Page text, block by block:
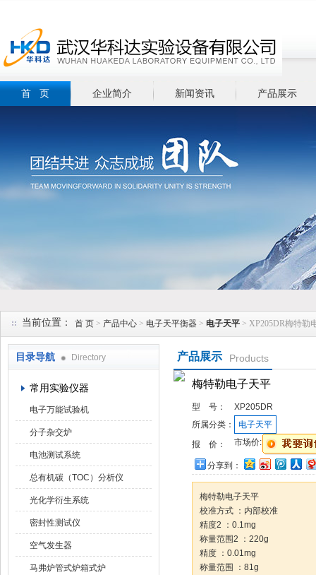
首 页 企业简介 新闻资讯 产品展示
当前位置： 首 页 > 产品中心 > 电子天平衡器 > 电子天平 > XP205DR梅特勒
目录导航 Directory
常用实验仪器
电子万能试验机
分子杂交炉
电池测试系统
总有机碳（TOC）分析仪
光化学衍生系统
密封性测试仪
空气发生器
马弗炉管式炉箱式炉
产品展示 Products
梅特勒电子天平
型 号：
XP205DR
所属分类：
电子天平
报 价：
市场价:
分享到：
梅特勒电子天平
校准方式 ：内部校准
精度2 ：0.1mg
称量范围2 ：220g
精度 ：0.01mg
称量范围 ：81g